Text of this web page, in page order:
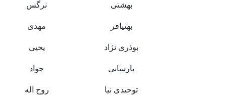
بهشتی نرگس
بهنیافر مهدی
بوذری نژاد یحیی
پارسایی جواد
توحیدی نیا روح اله